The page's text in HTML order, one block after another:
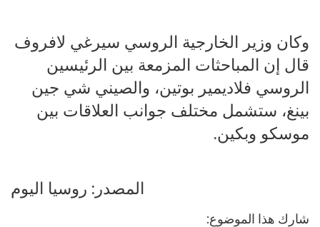
وكان وزير الخارجية الروسي سيرغي لافروف
قال إن المباحثات المزمعة بين الرئيسين
الروسي فلاديمير بوتين، والصيني شي جين
بينغ، ستشمل مختلف جوانب العلاقات بين
موسكو وبكين.
المصدر: روسيا اليوم
شارك هذا الموضوع: